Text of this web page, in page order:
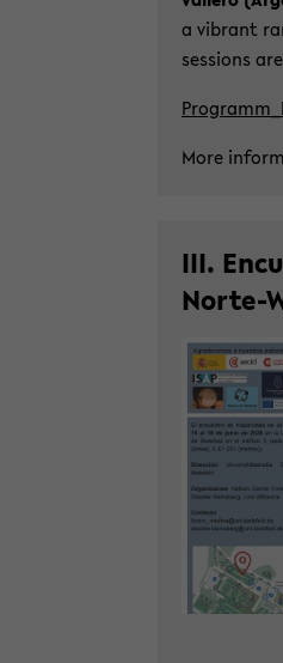
a vi­brant
ses­si­ons
More
III.
Norte-​